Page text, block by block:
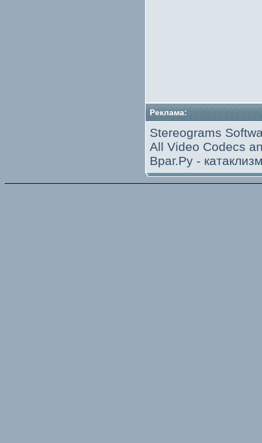
Реклама:
Stereograms
All Video Codecs
Враг.Ру -